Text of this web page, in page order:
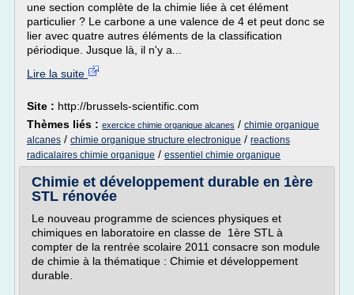
une section complète de la chimie liée à cet élément
particulier ? Le carbone a une valence de 4 et peut donc se
lier avec quatre autres éléments de la classification
périodique. Jusque là, il n'y a...
Lire la suite
Site : http://brussels-scientific.com
Thèmes liés : exercice chimie organique alcanes / chimie organique
alcanes / chimie organique structure electronique / reactions
radicalaires chimie organique / essentiel chimie organique
Chimie et développement durable en 1ère
STL rénovée
Le nouveau programme de sciences physiques et
chimiques en laboratoire en classe de 1ère STL à
compter de la rentrée scolaire 2011 consacre son module
de chimie à la thématique : Chimie et développement
durable.